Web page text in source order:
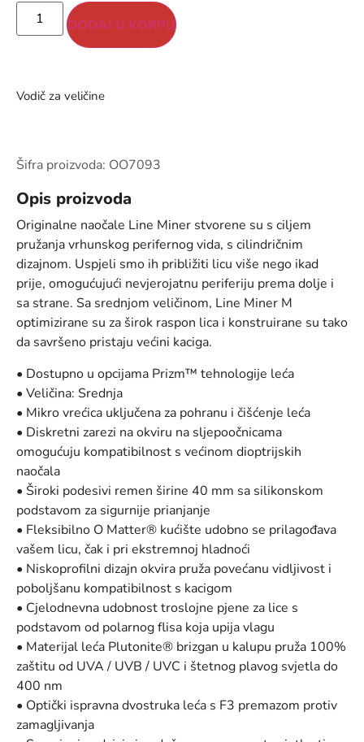
DODAJ U KORPU
Vodič za veličine
Šifra proizvoda: OO7093
Opis proizvoda
Originalne naočale Line Miner stvorene su s ciljem
pružanja vrhunskog perifernog vida, s cilindričnim
dizajnom. Uspjeli smo ih približiti licu više nego ikad
prije, omogućujući nevjerojatnu periferiju prema dolje i
sa strane. Sa srednjom veličinom, Line Miner M
optimizirane su za širok raspon lica i konstruirane su tako
da savršeno pristaju većini kaciga.
• Dostupno u opcijama Prizm™ tehnologije leća
• Veličina: Srednja
• Mikro vrećica uključena za pohranu i čišćenje leća
• Diskretni zarezi na okviru na sljepoočnicama
omogućuju kompatibilnost s većinom dioptrijskih
naočala
• Široki podesivi remen širine 40 mm sa silikonskom
podstavom za sigurnije prianjanje
• Fleksibilno O Matter® kućište udobno se prilagođava
vašem licu, čak i pri ekstremnoj hladnoći
• Niskoprofilni dizajn okvira pruža povećanu vidljivost i
poboljšanu kompatibilnost s kacigom
• Cjelodnevna udobnost troslojne pjene za lice s
podstavom od polarnog flisa koja upija vlagu
• Materijal leća Plutonite® brizgan u kalupu pruža 100%
zaštitu od UVA / UVB / UVC i štetnog plavog svjetla do
400 nm
• Optički ispravna dvostruka leća s F3 premazom protiv
zamagljivanja